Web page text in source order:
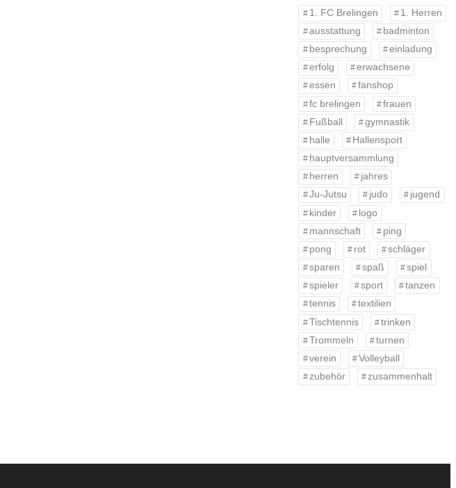
1. FC Brelingen
1. Herren
ausstattung
badminton
besprechung
einladung
erfolg
erwachsene
essen
fanshop
fc brelingen
frauen
Fußball
gymnastik
halle
Hallensport
hauptversammlung
herren
jahres
Ju-Jutsu
judo
jugend
kinder
logo
mannschaft
ping
pong
rot
schläger
sparen
spaß
spiel
spieler
sport
tanzen
tennis
textilien
Tischtennis
trinken
Trommeln
turnen
verein
Volleyball
zubehör
zusammenhalt